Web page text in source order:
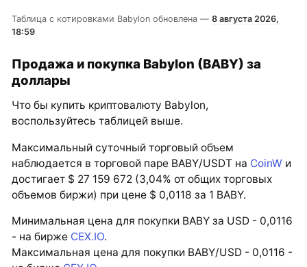
Таблица с котировками Babylon обновлена —8 августа 2026,
18:59
Продажа и покупка Babylon (BABY) за
доллары
Что бы купить криптовалюту Babylon,
воспользуйтесь таблицей выше.
Максимальный суточный торговый объем
наблюдается в торговой паре BABY/USDT на CoinW и
достигает $ 27 159 672 (3,04% от общих торговых
объемов биржи) при цене $ 0,0118 за 1 BABY.
Минимальная цена для покупки BABY за USD - 0,0116
- на бирже CEX.IO.
Максимальная цена для покупки BABY/USD - 0,0116 -